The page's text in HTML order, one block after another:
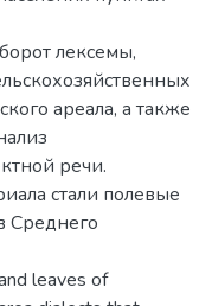
лексемы,
ареала, а также
речи.
стали полевые
Среднего
leaves of